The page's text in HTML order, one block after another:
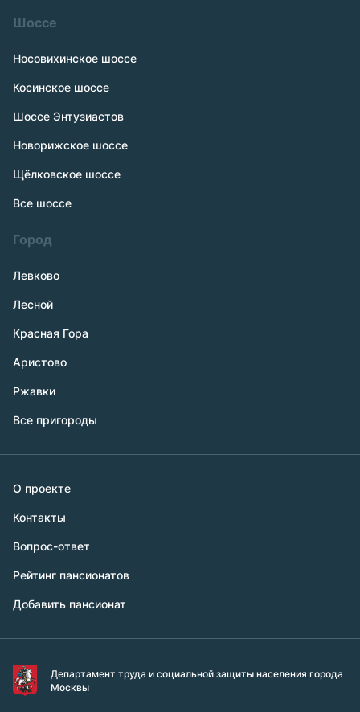
Шоссе
Носовихинское шоссе
Косинское шоссе
Шоссе Энтузиастов
Новорижское шоссе
Щёлковское шоссе
Все шоссе
Город
Левково
Лесной
Красная Гора
Аристово
Ржавки
Все пригороды
О проекте
Контакты
Вопрос-ответ
Рейтинг пансионатов
Добавить пансионат
Департамент труда и социальной защиты населения города
Москвы